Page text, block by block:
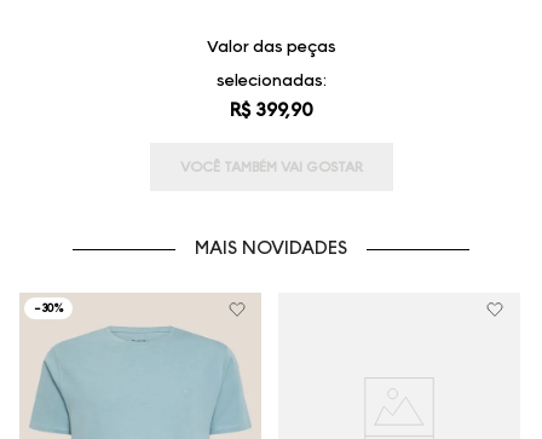
Valor das peças
selecionadas:
R$ 399,90
VOCÊ TAMBÉM VAI GOSTAR
MAIS NOVIDADES
-30%